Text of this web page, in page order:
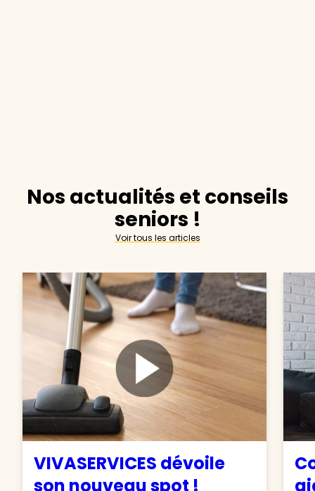
Nos actualités et conseils
seniors !
Voir tous les articles
VIVASERVICES dévoile
son nouveau spot !